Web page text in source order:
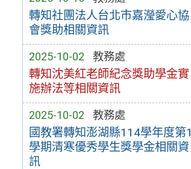
轉知社團法人台北市嘉瀅愛心協
會獎助相關資訊
2025-10-02 教務處
轉知沈美紅老師紀念獎助學金實
施辦法等相關資訊
2025-10-02 教務處
國教署轉知澎湖縣114學年度第1
學期清寒優秀學生獎學金相關資
訊